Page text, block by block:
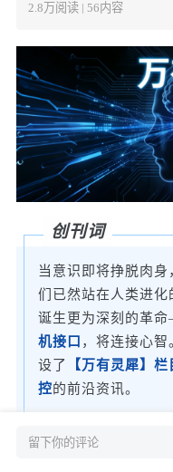
2.8万阅读 | 56内容
创刊词
当意识即将挣脱肉
们已然站在人类进化
诞生更为深刻的革
机接口 ，将连接心智
设了
【万有灵犀】栏
控的前沿资讯。
，
和意念即达的精度；
留下你的评论